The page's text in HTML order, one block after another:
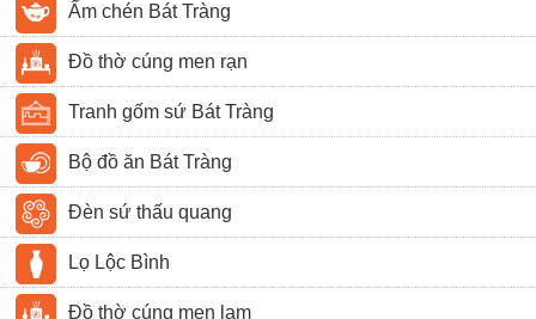
Ấm chén Bát Tràng
Đồ thờ cúng men rạn
Tranh gốm sứ Bát Tràng
Bộ đồ ăn Bát Tràng
Đèn sứ thấu quang
Lọ Lộc Bình
Đồ thờ cúng men lam